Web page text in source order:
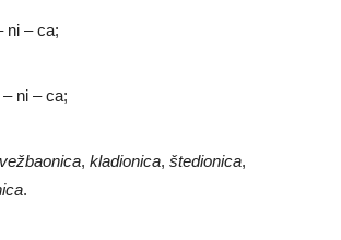
ni – ca;
ni – ca;
vežbaonica, kladionica, štedionica,
.